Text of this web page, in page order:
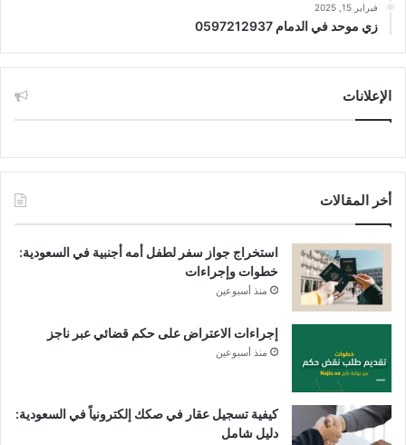
فبراير 15, 2025
زي موحد في الدمام 0597212937
الإعلانات
أخر المقالات
استخراج جواز سفر لطفل أمه أجنبية في السعودية:
خطوات وإجراءات
منذ أسبوعين
إجراءات الاعتراض على حكم قضائي عبر ناجز
منذ أسبوعين
كيفية تسجيل عقار في صكك إلكترونياً في السعودية:
دليل شامل